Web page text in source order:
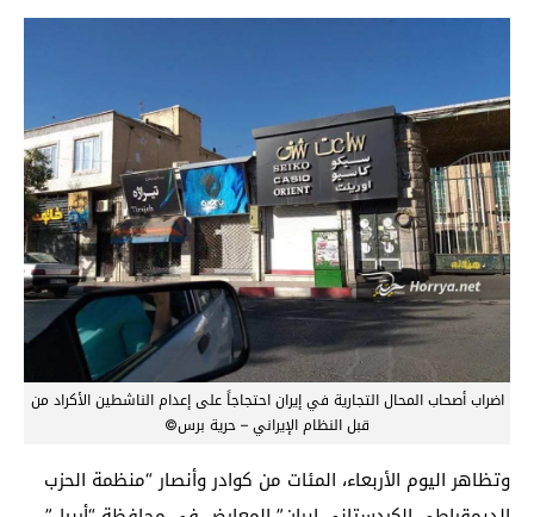
اضراب أصحاب المحال التجارية في إيران احتجاجاً على إعدام الناشطين الأكراد من
قبل النظام الإيراني – حرية برس©
وتظاهر اليوم الأربعاء، المئات من كوادر وأنصار “منظمة الحزب